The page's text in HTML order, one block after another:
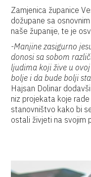
Zamjenica županice
dožupane sa
naše županije, te je
-Manjine zasigurno
donosi sa sobom
ljudima koji žive u
bolje i da bude bolji
Hajsan Dolinar
niz projekata koje
stanovništvo kako bi
ostali živjeti na svojim